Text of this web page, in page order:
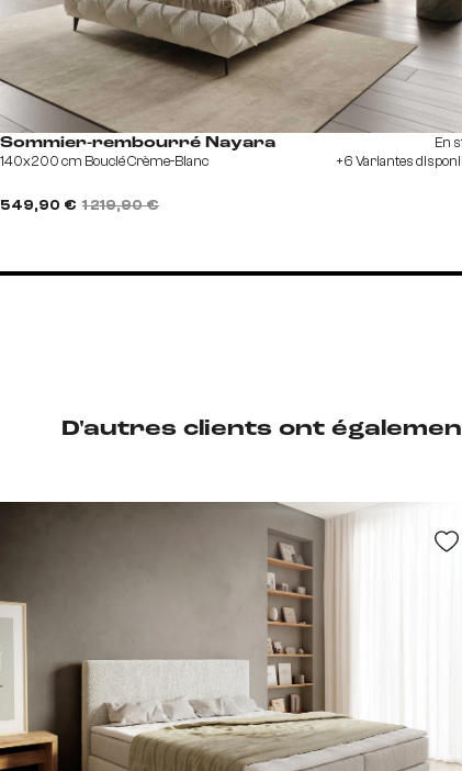
D'autres clients ont
Sommier-rembourré Nayara
140x200 cm Bouclé Crème-Blanc
549,90 € 1 219,90 €
En
+6 Variantes